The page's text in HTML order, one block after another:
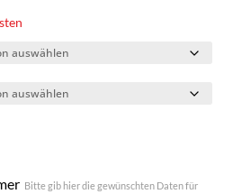
Bitte gib hier die gewünschten Daten für